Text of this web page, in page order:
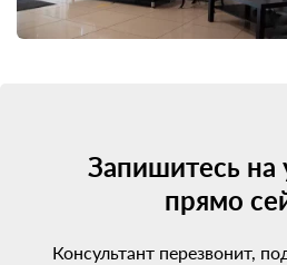
Запишитесь на
прямо
Консультант перезвонит,